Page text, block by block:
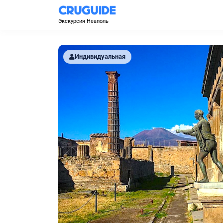
Экскурсия Неаполь
Индивидуальная